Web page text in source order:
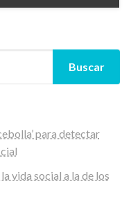
Buscar
para detectar
vida social a la de los